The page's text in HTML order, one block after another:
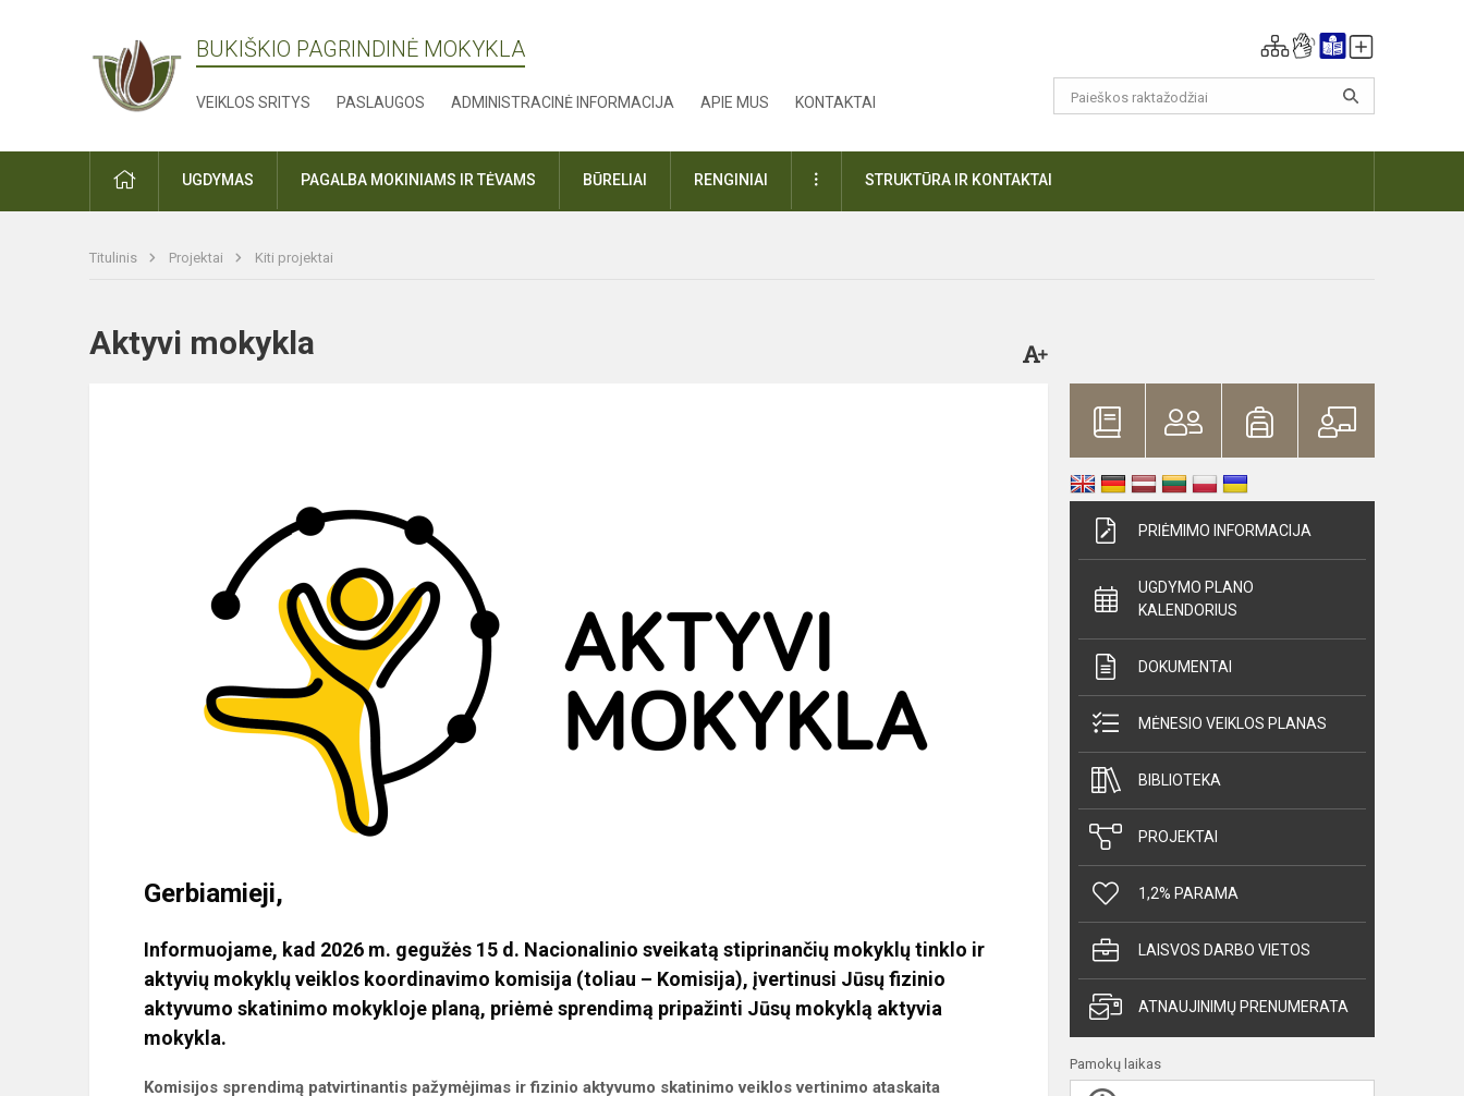
BUKIŠKIO PAGRINDINĖ MOKYKLA
VEIKLOS SRITYS PASLAUGOS ADMINISTRACINĖ INFORMACIJA APIE MUS KONTAKTAI
PRADŽIAUGDYMAS PAGALBA MOKINIAMS IR TĖVAMS BŪRELIAI RENGINIAI DAUGIAUSTRUKTŪRA IR KONTAKTAI
Titulinis Projektai Kiti projektai
Aktyvi mokykla
Gerbiamieji,
Informuojame, kad 2026 m. gegužės 15 d. Nacionalinio sveikatą stiprinančių mokyklų tinklo ir
aktyvių mokyklų veiklos koordinavimo komisija (toliau – Komisija), įvertinusi Jūsų fizinio
aktyvumo skatinimo mokykloje planą, priėmė sprendimą pripažinti Jūsų mokyklą aktyvia
mokykla.
Komisijos sprendimą patvirtinantis pažymėjimas ir fizinio aktyvumo skatinimo veiklos vertinimo ataskaita
PRIĖMIMO INFORMACIJA
UGDYMO PLANO
KALENDORIUS
DOKUMENTAI
MĖNESIO VEIKLOS PLANAS
BIBLIOTEKA
PROJEKTAI
1,2% PARAMA
LAISVOS DARBO VIETOS
ATNAUJINIMŲ PRENUMERATA
Pamokų laikas